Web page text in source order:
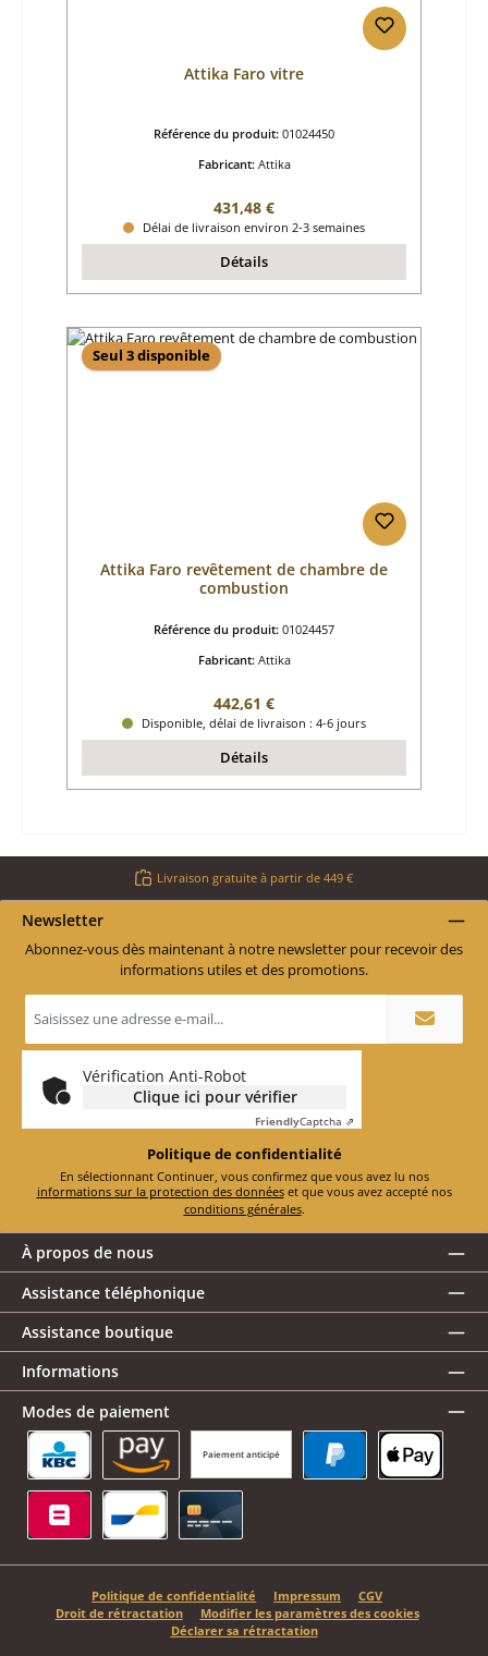
Attika Faro vitre
Référence du produit: 01024450
Fabricant: Attika
Prix régulier :
431,48 €
Délai de livraison environ 2-3 semaines
Détails
Seul 3 disponible
Attika Faro revêtement de chambre de
combustion
Référence du produit: 01024457
Fabricant: Attika
Prix régulier :
442,61 €
Disponible, délai de livraison : 4-6 jours
Détails
Livraison gratuite à partir de 449 €
Newsletter
Abonnez-vous dès maintenant à notre newsletter pour recevoir des
informations utiles et des promotions.
e-
*
Vérification Anti-Robot
Clique ici pour vérifier
FriendlyCaptcha ⇗
Politique de confidentialité
En sélectionnant Continuer, vous confirmez que vous avez lu nos
informations sur la protection des données
et que vous avez accepté nos
conditions générales.
À propos de nous
Assistance téléphonique
Assistance boutique
Informations
Modes de paiement
Paiement anticipé
KBC/CBC Payment Button
Amazon Pay
Politique de confidentialité Impressum
CGV
Droit de rétractation
Modifier les paramètres des cookies
Déclarer sa rétractation